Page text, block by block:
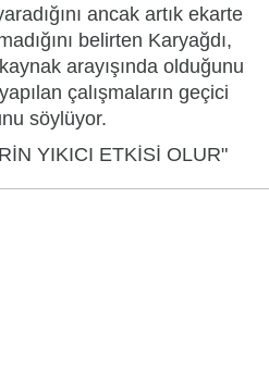
ancak artık ekarte
belirten Karyağdı,
arayışında olduğunu
çalışmaların geçici
söylüyor.
YIKICI ETKİSİ OLUR"